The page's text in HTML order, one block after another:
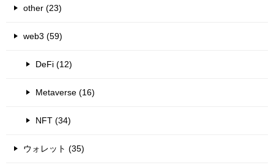
other (23)
web3 (59)
DeFi (12)
Metaverse (16)
NFT (34)
ウォレット (35)